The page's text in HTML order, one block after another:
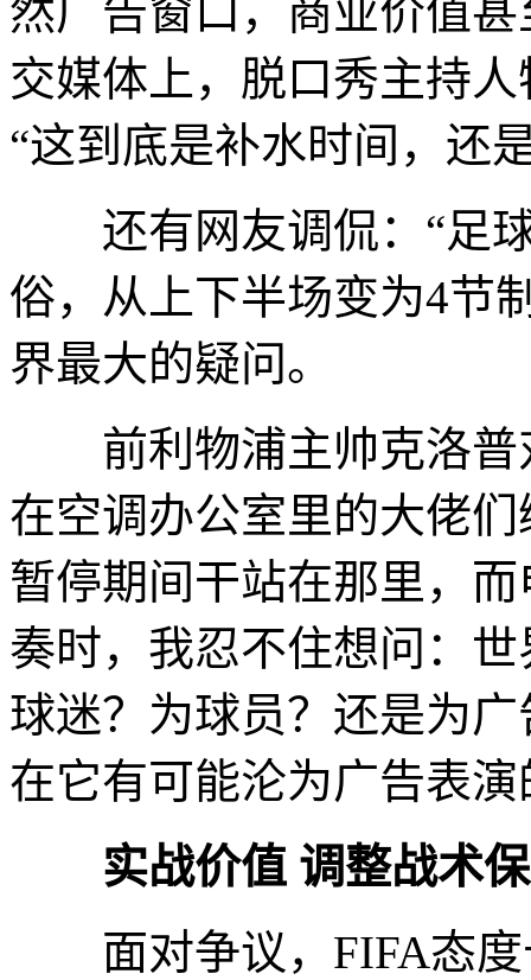
然广告窗口，商业价值
交媒体上，脱口秀主持人
“这到底是补水时间，还
还有网友调侃：“足球
俗，从上下半场变为4节
界最大的疑问。
前利物浦主帅克洛普
在空调办公室里的大佬
暂停期间干站在那里，
奏时，我忍不住想问：
球迷？为球员？还是为
在它有可能沦为广告表演
实战价值 调整战术
面对争议，FIFA态度